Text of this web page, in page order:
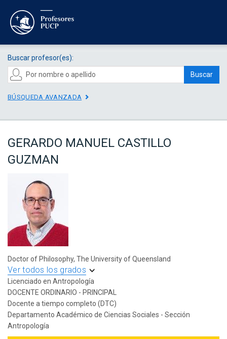
Buscar profesor(es):
Buscar
BÚSQUEDA AVANZADA
GERARDO MANUEL CASTILLO
GUZMAN
Doctor of Philosophy, The University of Queensland
Ver todos los grados
Licenciado en Antropología
DOCENTE ORDINARIO - PRINCIPAL
Docente a tiempo completo (DTC)
Departamento Académico de Ciencias Sociales - Sección
Antropología